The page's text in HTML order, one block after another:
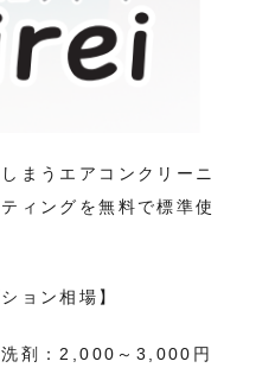
まうエアコンクリーニ
ィングを無料で標準使
ョン相場】
洗剤：2,000～3,000円